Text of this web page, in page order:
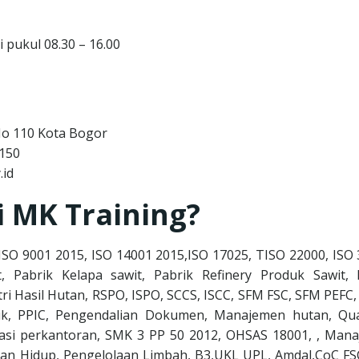
08.30 – 16.00
110 Kota Bogor
MK Training?
9001 2015, ISO 14001 2015,ISO 17025, TISO 22000, ISO
Pabrik Kelapa sawit, Pabrik Refinery Produk Sawit,
Hutan, RSPO, ISPO, SCCS, ISCC, SFM FSC, SFM
PPIC, Pengendalian Dokumen, Manajemen hutan,
perkantoran, SMK 3 PP 50 2012, OHSAS 18001, ,
Pengelolaan Limbah, B3,UKL UPL, Amdal,CoC